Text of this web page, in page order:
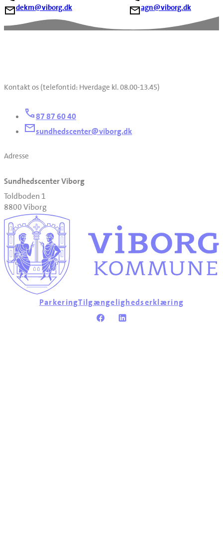
dekm@viborg.dk
agn@viborg.dk
Kontakt os (telefontid: Hverdage kl. 08.00-13.45)
87 87 60 40
sundhedscenter@viborg.dk
Adresse
Sundhedscenter Viborg
Toldboden 1
8800 Viborg
ParkeringTilgængelighedserklæring